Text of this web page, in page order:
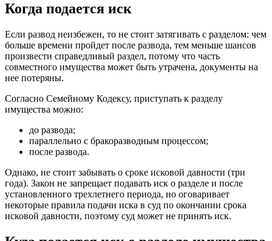
Когда подается иск
Если развод неизбежен, то не стоит затягивать с разделом: чем
больше времени пройдет после развода, тем меньше шансов
произвести справедливый раздел, потому что часть
совместного имущества может быть утрачена, документы на
нее потеряны.
Согласно Семейному Кодексу, приступать к разделу
имущества можно:
до развода;
параллельно с бракоразводным процессом;
после развода.
Однако, не стоит забывать о сроке исковой давности (три
года). Закон не запрещает подавать иск о разделе и после
установленного трехлетнего периода, но оговаривает
некоторые правила подачи иска в суд по окончании срока
исковой давности, поэтому суд может не принять иск.